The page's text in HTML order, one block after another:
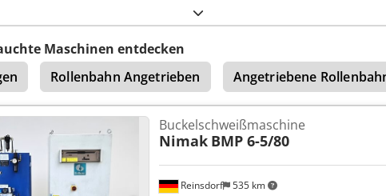
Maschinen entdecken
Rollenbahn Angetrieben Angetriebene
Reinsdorf 535 km
Buckelschweißmaschine
Nimak BMP 6-5/80